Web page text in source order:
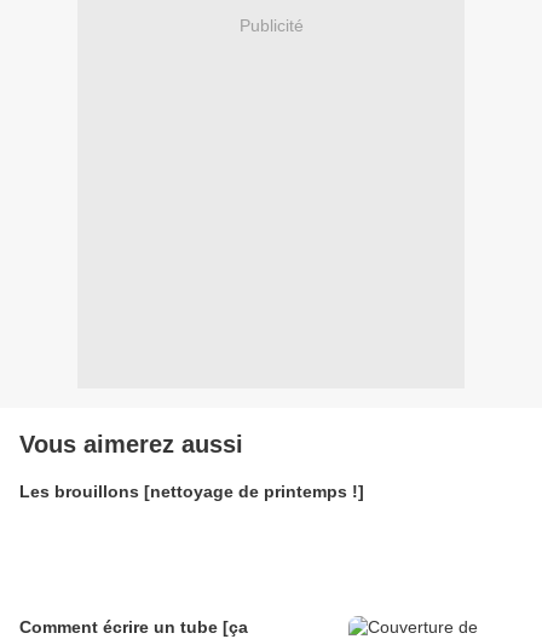
Publicité
Vous aimerez aussi
Les brouillons [nettoyage de printemps !]
Comment écrire un tube [ça